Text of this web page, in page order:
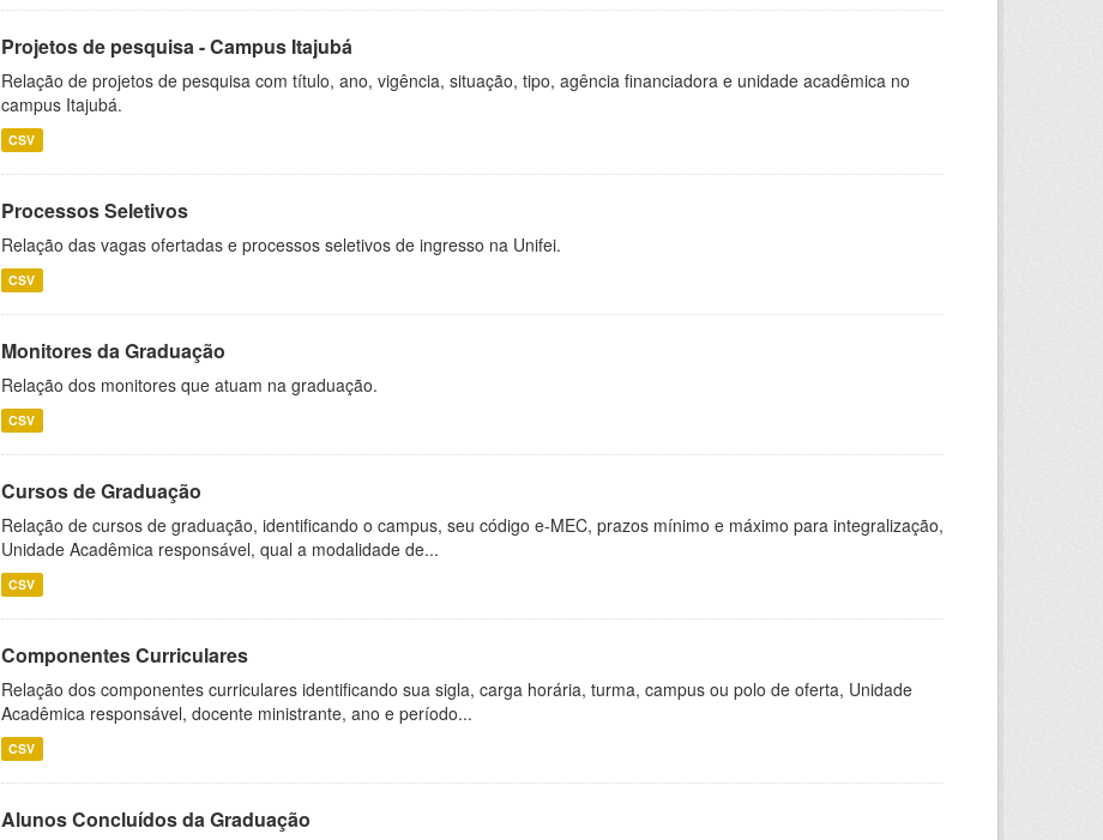
Projetos de pesquisa - Campus Itajubá
Relação de projetos de pesquisa com título, ano, vigência, situação, tipo, agência financiadora e unidade acadêmica no
campus Itajubá.
CSV
Processos Seletivos
Relação das vagas ofertadas e processos seletivos de ingresso na Unifei.
CSV
Monitores da Graduação
Relação dos monitores que atuam na graduação.
CSV
Cursos de Graduação
Relação de cursos de graduação, identificando o campus, seu código e-MEC, prazos mínimo e máximo para integralização,
Unidade Acadêmica responsável, qual a modalidade de...
CSV
Componentes Curriculares
Relação dos componentes curriculares identificando sua sigla, carga horária, turma, campus ou polo de oferta, Unidade
Acadêmica responsável, docente ministrante, ano e período...
CSV
Alunos Concluídos da Graduação